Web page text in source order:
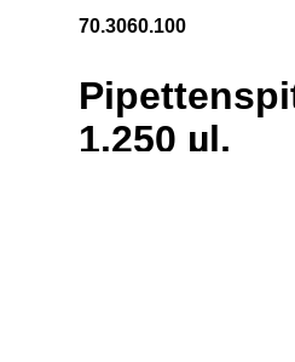
70.3060.100
1.250 µl,